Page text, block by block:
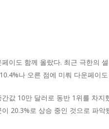
이도 함께 올랐다. 최근 극한의
나 오른 점에 미뤄 다운페이
값 10만 달러로 동반 1위를 차
20.3%로 상승 중인 것으로 파악